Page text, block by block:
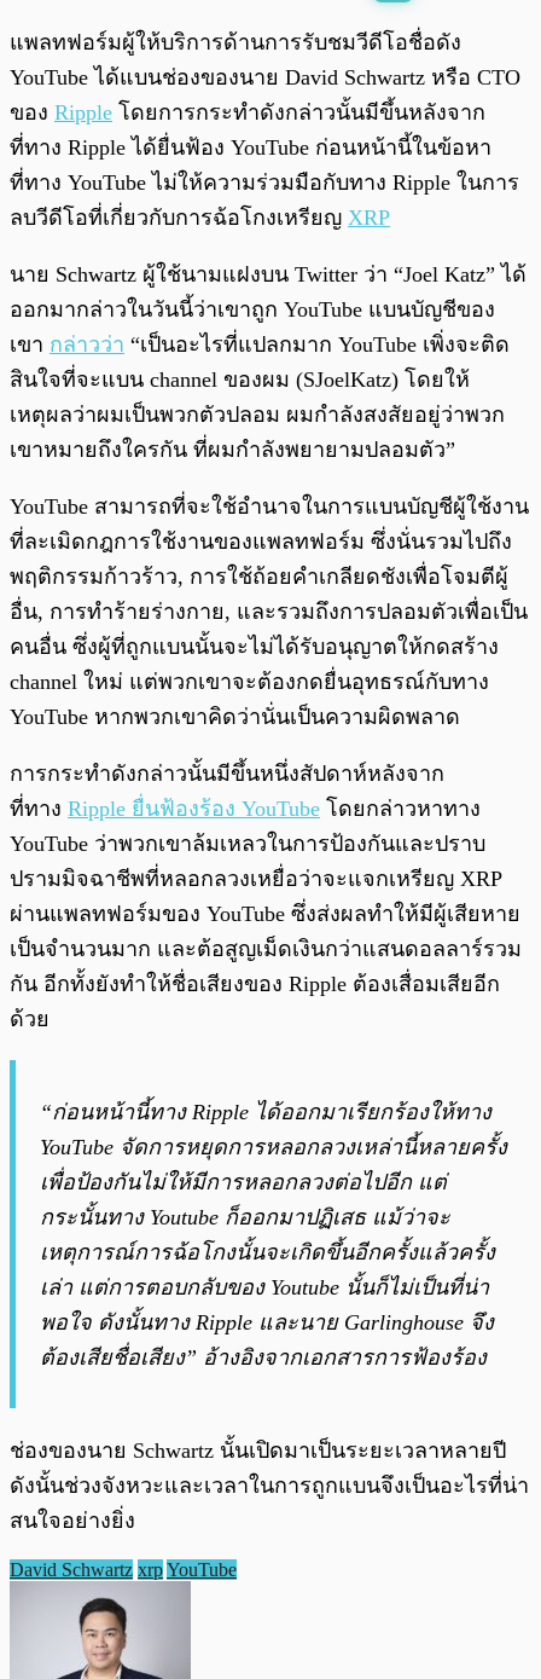
พร้อมเล่น 0:00 /
แพลทฟอร์มผู้ให้บริการด้านการรับชมวีดีโอชื่อดัง
YouTube ได้แบนช่องของนาย David Schwartz หรือ CTO
ของ Ripple โดยการกระทำดังกล่าวนั้นมีขึ้นหลังจาก
ที่ทาง Ripple ได้ยื่นฟ้อง YouTube ก่อนหน้านี้ในข้อหา
ที่ทาง YouTube ไม่ให้ความร่วมมือกับทาง Ripple ในการ
ลบวีดีโอที่เกี่ยวกับการฉ้อโกงเหรียญ XRP
นาย Schwartz ผู้ใช้นามแฝงบน Twitter ว่า “Joel Katz” ได้
ออกมากล่าวในวันนี้ว่าเขาถูก YouTube แบนบัญชีของ
เขา กล่าวว่า “เป็นอะไรที่แปลกมาก YouTube เพิ่งจะติด
สินใจที่จะแบน channel ของผม (SJoelKatz) โดยให้
เหตุผลว่าผมเป็นพวกตัวปลอม ผมกำลังสงสัยอยู่ว่าพวก
เขาหมายถึงใครกัน ที่ผมกำลังพยายามปลอมตัว”
YouTube สามารถที่จะใช้อำนาจในการแบนบัญชีผู้ใช้งาน
ที่ละเมิดกฎการใช้งานของแพลทฟอร์ม ซึ่งนั่นรวมไปถึง
พฤติกรรมก้าวร้าว, การใช้ถ้อยคำเกลียดชังเพื่อโจมตีผู้
อื่น, การทำร้ายร่างกาย, และรวมถึงการปลอมตัวเพื่อเป็น
คนอื่น ซึ่งผู้ที่ถูกแบนนั้นจะไม่ได้รับอนุญาตให้กดสร้าง
channel ใหม่ แต่พวกเขาจะต้องกดยื่นอุทธรณ์กับทาง
YouTube หากพวกเขาคิดว่านั่นเป็นความผิดพลาด
การกระทำดังกล่าวนั้นมีขึ้นหนึ่งสัปดาห์หลังจาก
ที่ทาง Ripple ยื่นฟ้องร้อง YouTube โดยกล่าวหาทาง
YouTube ว่าพวกเขาล้มเหลวในการป้องกันและปราบ
ปรามมิจฉาชีพที่หลอกลวงเหยื่อว่าจะแจกเหรียญ XRP
ผ่านแพลทฟอร์มของ YouTube ซึ่งส่งผลทำให้มีผู้เสียหาย
เป็นจำนวนมาก และต้อสูญเม็ดเงินกว่าแสนดอลลาร์รวม
กัน อีกทั้งยังทำให้ชื่อเสียงของ Ripple ต้องเสื่อมเสียอีก
ด้วย
“ก่อนหน้านี้ทาง Ripple ได้ออกมาเรียกร้องให้ทาง
YouTube จัดการหยุดการหลอกลวงเหล่านี้หลายครั้ง
เพื่อป้องกันไม่ให้มีการหลอกลวงต่อไปอีก แต่
กระนั้นทาง Youtube ก็ออกมาปฏิเสธ แม้ว่าจะ
เหตุการณ์การฉ้อโกงนั้นจะเกิดขึ้นอีกครั้งแล้วครั้ง
เล่า แต่การตอบกลับของ Youtube นั้นก็ไม่เป็นที่น่า
พอใจ ดังนั้นทาง Ripple และนาย Garlinghouse จึง
ต้องเสียชื่อเสียง” อ้างอิงจากเอกสารการฟ้องร้อง
ช่องของนาย Schwartz นั้นเปิดมาเป็นระยะเวลาหลายปี
ดังนั้นช่วงจังหวะและเวลาในการถูกแบนจึงเป็นอะไรที่น่า
สนใจอย่างยิ่ง
David Schwartz xrpYouTube